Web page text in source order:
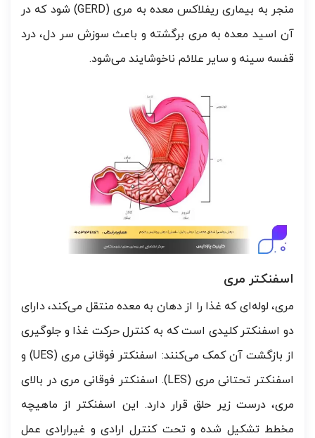
منجر به بیماری ریفلاکس معده به مری (GERD) شود که در
آن اسید معده به مری برگشته و باعث سوزش سر دل، درد
قفسه سینه و سایر علائم ناخوشایند می‌شود.
اسفنکتر مری
مری، لوله‌ای که غذا را از دهان به معده منتقل می‌کند، دارای
دو اسفنکتر کلیدی است که به کنترل حرکت غذا و جلوگیری
از بازگشت آن کمک می‌کنند: اسفنکتر فوقانی مری (UES) و
اسفنکتر تحتانی مری (LES). اسفنکتر فوقانی مری در بالای
مری، درست زیر حلق قرار دارد. این اسفنکتر از ماهیچه
مخطط تشکیل شده و تحت کنترل ارادی و غیرارادی عمل